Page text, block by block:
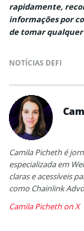
rapidamente,
informações por
de tomar qualquer
NOTÍCIAS DEFI
Camila Picheth é
especializada em
claras e acessíveis
como Chainlink
Camila Picheth on X